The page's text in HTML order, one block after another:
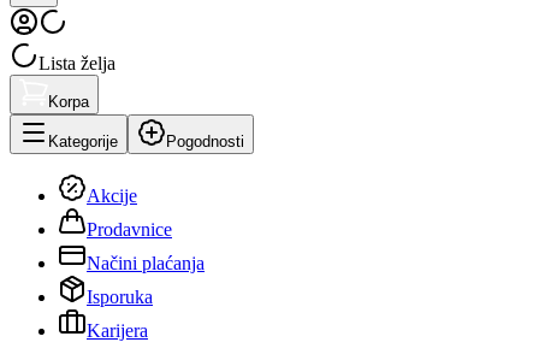
Lista želja
Korpa
Kategorije Pogodnosti
Akcije
Prodavnice
Načini plaćanja
Isporuka
Karijera